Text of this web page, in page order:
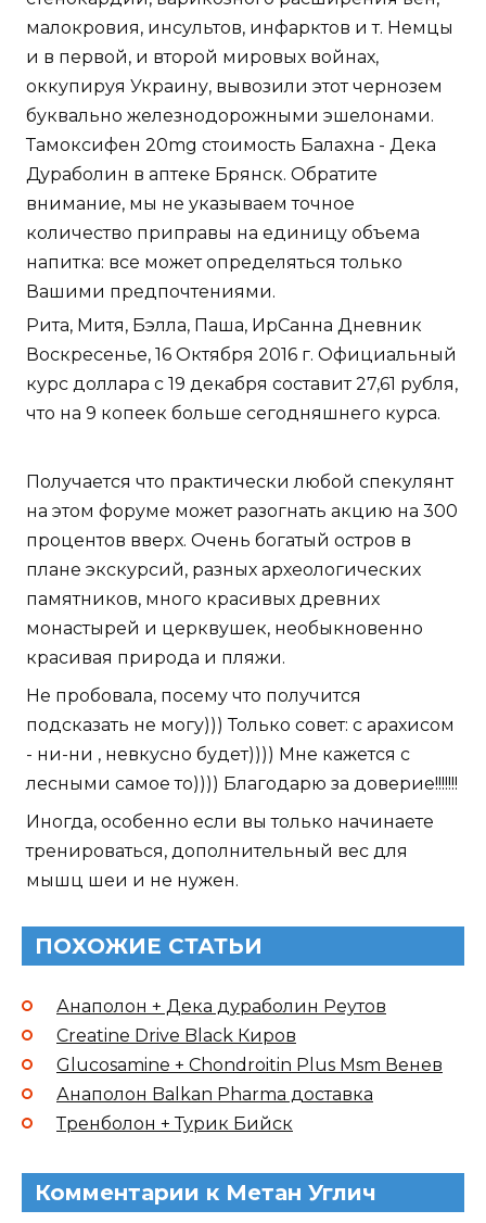
малокровия, инсультов, инфарктов и т. Немцы
и в первой, и второй мировых войнах,
оккупируя Украину, вывозили этот чернозем
буквально железнодорожными эшелонами.
Тамоксифен 20mg стоимость Балахна - Дека
Дураболин в аптеке Брянск. Обратите
внимание, мы не указываем точное
количество приправы на единицу объема
напитка: все может определяться только
Вашими предпочтениями.
Рита, Митя, Бэлла, Паша, ИрСанна Дневник
Воскресенье, 16 Октября 2016 г. Официальный
курс доллара с 19 декабря составит 27,61 рубля,
что на 9 копеек больше сегодняшнего курса.
Получается что практически любой спекулянт
на этом форуме может разогнать акцию на 300
процентов вверх. Очень богатый остров в
плане экскурсий, разных археологических
памятников, много красивых древних
монастырей и церквушек, необыкновенно
красивая природа и пляжи.
Не пробовала, посему что получится
подсказать не могу))) Только совет: с арахисом
- ни-ни , невкусно будет)))) Мне кажется с
лесными самое то)))) Благодарю за доверие!!!!!!!
Иногда, особенно если вы только начинаете
тренироваться, дополнительный вес для
мышц шеи и не нужен.
ПОХОЖИЕ СТАТЬИ
Анаполон + Дека дураболин Реутов
Creatine Drive Black Киров
Glucosamine + Chondroitin Plus Msm Венев
Анаполон Balkan Pharma доставка
Тренболон + Турик Бийск
Комментарии к Метан Углич